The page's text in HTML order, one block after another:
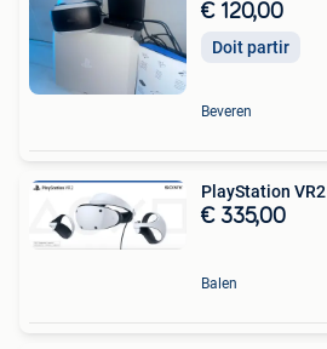
€ 120,00
Doit partir
Beveren
PlayStation VR2
€ 335,00
Balen